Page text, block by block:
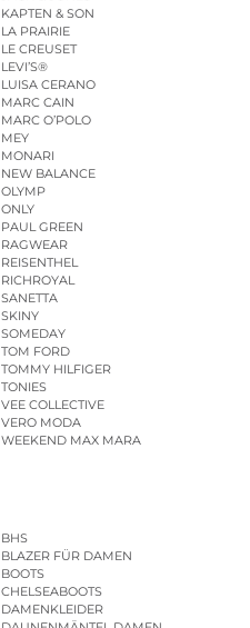
KAPTEN & SON
LA PRAIRIE
LE CREUSET
LEVI’S®
LUISA CERANO
MARC CAIN
MARC O’POLO
MEY
MONARI
NEW BALANCE
OLYMP
ONLY
PAUL GREEN
RAGWEAR
REISENTHEL
RICHROYAL
SANETTA
SKINY
SOMEDAY
TOM FORD
TOMMY HILFIGER
TONIES
VEE COLLECTIVE
VERO MODA
WEEKEND MAX MARA
BHS
BLAZER FÜR DAMEN
BOOTS
CHELSEABOOTS
DAMENKLEIDER